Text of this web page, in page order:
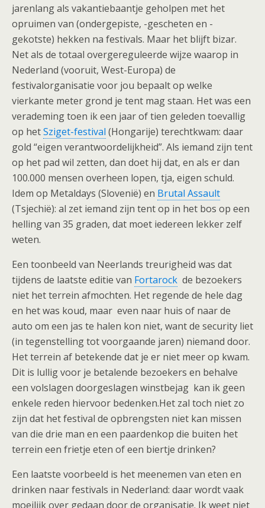
jarenlang als vakantiebaantje geholpen met het
opruimen van (ondergepiste, -gescheten en -
gekotste) hekken na festivals. Maar het blijft bizar.
Net als de totaal overgereguleerde wijze waarop in
Nederland (vooruit, West-Europa) de
festivalorganisatie voor jou bepaalt op welke
vierkante meter grond je tent mag staan. Het was een
verademing toen ik een jaar of tien geleden toevallig
op hetSziget-festival (Hongarije) terechtkwam: daar
gold “eigen verantwoordelijkheid”. Als iemand zijn tent
op het pad wil zetten, dan doet hij dat, en als er dan
100.000 mensen overheen lopen, tja, eigen schuld.
Idem op Metaldays (Slovenië) en Brutal Assault
(Tsjechië): al zet iemand zijn tent op in het bos op een
helling van 35 graden, dat moet iedereen lekker zelf
weten.
Een toonbeeld van Neerlands treurigheid was dat
tijdens de laatste editie van Fortarock de bezoekers
niet het terrein afmochten. Het regende de hele dag
en het was koud, maar even naar huis of naar de
auto om een jas te halen kon niet, want de security liet
(in tegenstelling tot voorgaande jaren) niemand door.
Het terrein af betekende dat je er niet meer op kwam.
Dit is lullig voor je betalende bezoekers en behalve
een volslagen doorgeslagen winstbejag kan ik geen
enkele reden hiervoor bedenken.Het zal toch niet zo
zijn dat het festival de opbrengsten niet kan missen
van die drie man en een paardenkop die buiten het
terrein een frietje eten of een biertje drinken?
Een laatste voorbeeld is het meenemen van eten en
drinken naar festivals in Nederland: daar wordt vaak
moeilijk over gedaan door de organisatie. Ik weet niet